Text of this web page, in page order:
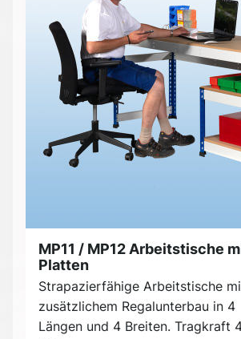
MP11 / MP12 Arbeitstische
Platten
Strapazierfähige Arbeitstische
zusätzlichem Regalunterbau in 4
Längen und 4 Breiten. Tragkraft